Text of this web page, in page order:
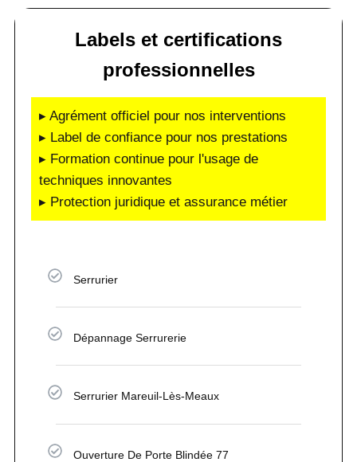
Labels et certifications
professionnelles
▸ Agrément officiel pour nos interventions
▸ Label de confiance pour nos prestations
▸ Formation continue pour l'usage de
techniques innovantes
▸ Protection juridique et assurance métier
Serrurier
Dépannage Serrurerie
Serrurier Mareuil-Lès-Meaux
Ouverture De Porte Blindée 77